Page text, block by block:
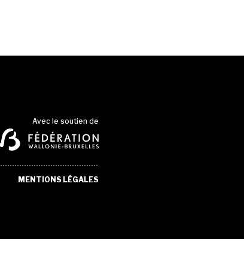
Avec le soutien de
MENTIONS LÉGALES